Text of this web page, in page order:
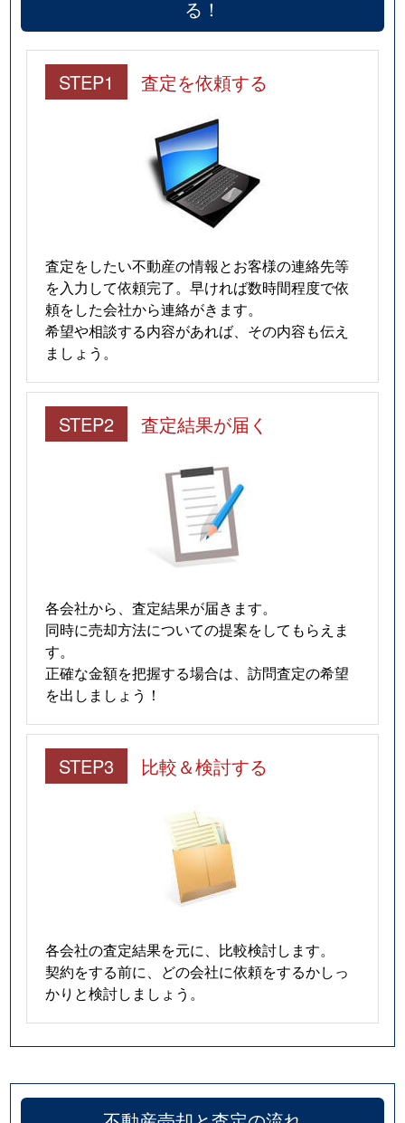
る！
STEP1 査定を依頼する
査定をしたい不動産の情報とお客様の連絡先等
を入力して依頼完了。早ければ数時間程度で依
頼をした会社から連絡がきます。
希望や相談する内容があれば、その内容も伝え
ましょう。
STEP2 査定結果が届く
各会社から、査定結果が届きます。
同時に売却方法についての提案をしてもらえま
す。
正確な金額を把握する場合は、訪問査定の希望
を出しましょう！
STEP3 比較＆検討する
各会社の査定結果を元に、比較検討します。
契約をする前に、どの会社に依頼をするかしっ
かりと検討しましょう。